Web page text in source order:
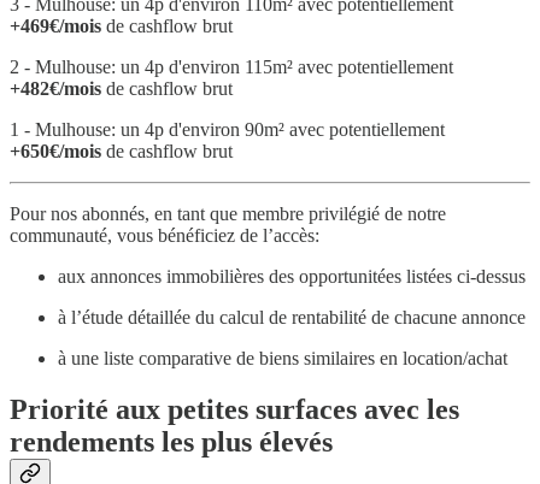
+469€/mois de cashflow brut
2 - Mulhouse: un 4p d'environ 115m² avec potentiellement
+482€/mois de cashflow brut
1 - Mulhouse: un 4p d'environ 90m² avec potentiellement
+650€/mois de cashflow brut
Pour nos abonnés, en tant que membre privilégié de notre
communauté, vous bénéficiez de l’accès:
aux annonces immobilières des opportunitées listées ci-dessus
à l’étude détaillée du calcul de rentabilité de chacune annonce
à une liste comparative de biens similaires en location/achat
Priorité aux petites surfaces avec les
rendements les plus élevés